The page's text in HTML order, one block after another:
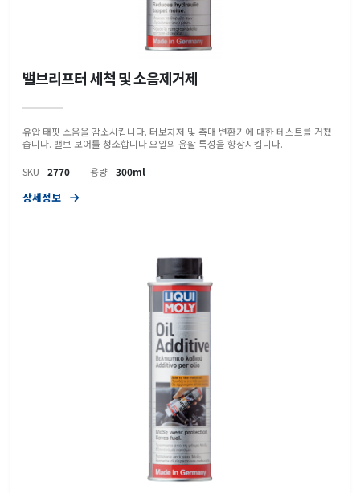
밸브리프터 세척 및 소음제거제
유압 태핏 소음을 감소시킵니다. 터보차저 및 촉매 변환기에 대한 테스트를 거쳤
습니다. 밸브 보어를 청소합니다 오일의 윤활 특성을 향상시킵니다.
SKU 2770 용량 300ml
상세정보